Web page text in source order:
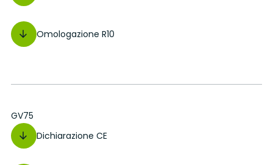
Omologazione R10
GV75
Dichiarazione CE